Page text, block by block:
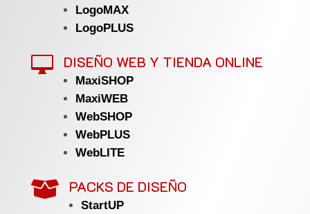
LogoMAX
LogoPLUS
 DISEÑO WEB Y TIENDA ONLINE
MaxiSHOP
MaxiWEB
WebSHOP
WebPLUS
WebLITE
 PACKS DE DISEÑO
StartUP